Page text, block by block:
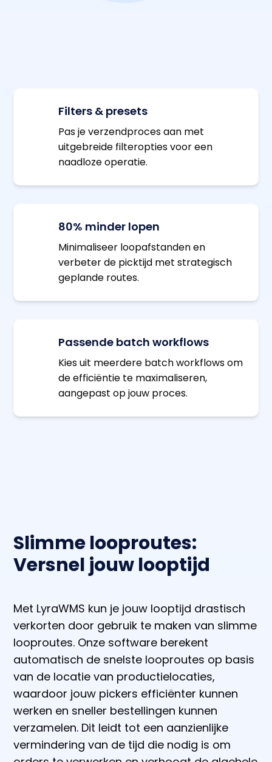
Filters & presets
Pas je verzendproces aan met
uitgebreide filteropties voor een
naadloze operatie.
80% minder lopen
Minimaliseer loopafstanden en
verbeter de picktijd met strategisch
geplande routes.
Passende batch workflows
Kies uit meerdere batch workflows om
de efficiëntie te maximaliseren,
aangepast op jouw proces.
Slimme looproutes:
Versnel jouw looptijd
Met LyraWMS kun je jouw looptijd drastisch
verkorten door gebruik te maken van slimme
looproutes. Onze software berekent
automatisch de snelste looproutes op basis
van de locatie van productielocaties,
waardoor jouw pickers efficiënter kunnen
werken en sneller bestellingen kunnen
verzamelen. Dit leidt tot een aanzienlijke
vermindering van de tijd die nodig is om